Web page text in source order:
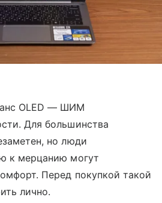
OLED — ШИМ
Для большинства
но люди
к мерцанию могут
Перед покупкой такой
лично.